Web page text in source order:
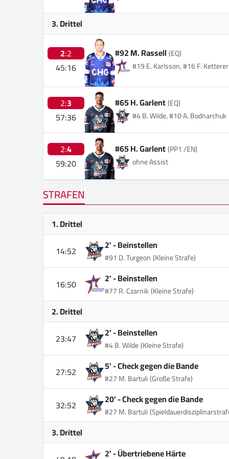
3. Drittel
2:2
45:16
#92 M. Rassell(EQ)
#19 E. Karlsson, #16 F. Ketterer
2:3
57:36
#65 H. Garlent(EQ)
#4 B. Wilde, #10 A. Bodnarchuk
2:4
59:20
#65 H. Garlent(PP1 /EN)
ohne Assist
STRAFEN
1. Drittel
14:52
2' -Beinstellen
#91 D. Turgeon(Kleine Strafe)
16:50 2' -Beinstellen
#77 R. Czarnik(Kleine Strafe)
2. Drittel
23:47
2' -Beinstellen
#4 B. Wilde(Kleine Strafe)
27:52 5' -Check gegen die Bande
#27 M. Bartuli(Große Strafe)
32:52 20' -Check gegen die Bande
#27 M. Bartuli
3. Drittel
2' -Übertriebene Härte